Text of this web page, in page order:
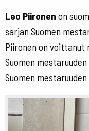
Leo Piironen on
sarjan Suomen
Piironen on voittanut
Suomen
Suomen mestaruuden